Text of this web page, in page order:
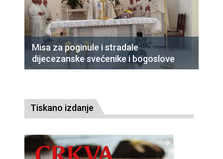
Misa za poginule i stradale
dijecezanske svećenike i bogoslove
Tiskano izdanje